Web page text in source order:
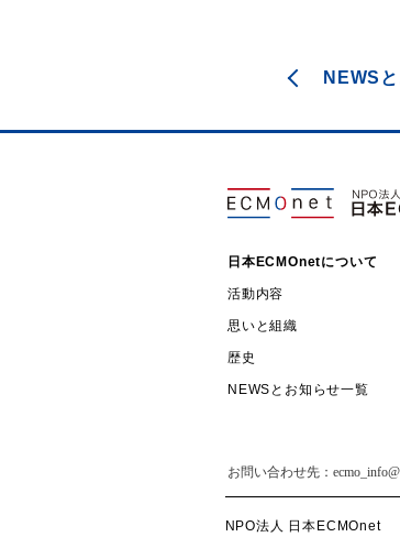
NEWS
日本ECMOnetについて
活動内容
思いと組織
歴史
NEWSとお知らせ一覧
NPO法人 日本ECMOnet